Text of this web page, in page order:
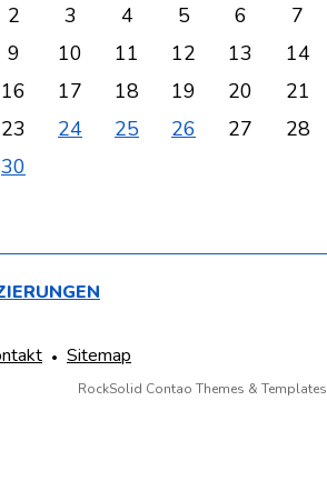
2 3 4 5 6
7
9 10 11 12 13
14
16 17 18 19 20
21
23 24 25 26 27
28
30
Sitemap
RockSolid Contao Themes & Templates